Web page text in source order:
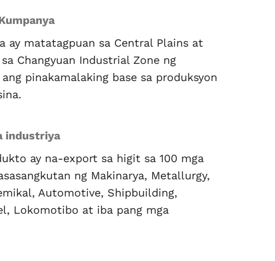
ay matatagpuan sa Central Plains at
Changyuan Industrial Zone ng
pinakamalaking base sa produksyon
industriya
ay na-export sa higit sa 100 mga
ng Makinarya, Metallurgy,
Automotive, Shipbuilding,
Lokomotibo at iba pang mga